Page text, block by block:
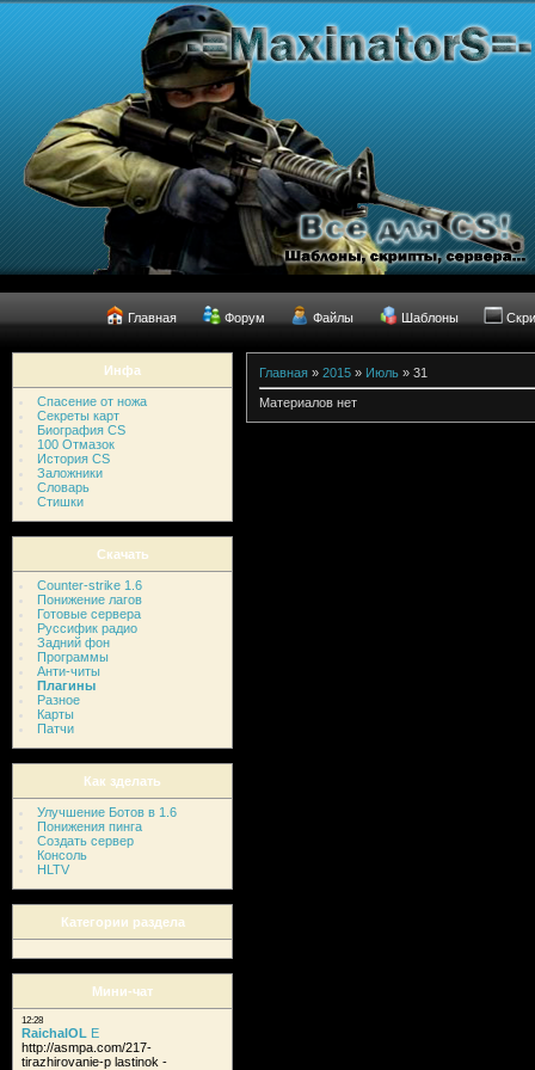
Главная Форум Файлы Шаблоны
Инфа
Спасение от ножа
Секреты карт
Биография CS
100 Отмазок
История CS
Заложники
Словарь
Стишки
Скачать
Counter-strike 1.6
Понижение лагов
Готовые сервера
Руссифик радио
Задний фон
Программы
Анти-читы
Плагины
Разное
Карты
Патчи
Как зделать
Улучшение Ботов в 1.6
Понижения пинга
Создать сервер
Консоль
HLTV
Категории раздела
Мини-чат
Главная » 2015 » Июль » 31
Материалов нет